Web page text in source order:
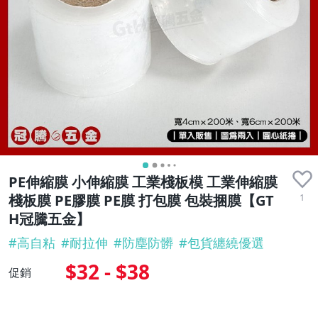
PE伸縮膜 小伸縮膜 工業棧板模 工業伸縮膜
棧板膜 PE膠膜 PE膜 打包膜 包裝捆膜【GT
H冠騰五金】
1
#高自粘 #耐拉伸 #防塵防髒 #包貨纏繞優選
促銷 $32 - $38